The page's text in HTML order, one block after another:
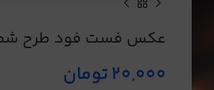
عکس فست فود طرح
20,000تومان